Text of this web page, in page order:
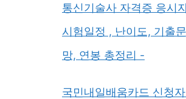
통신기술사 자격증 응시
시험일정 , 난이도, 기출
망, 연봉 총정리 -
국민내일배움카드 신청